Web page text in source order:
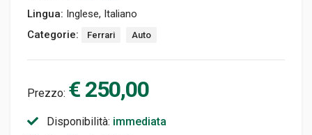
Lingua: Inglese, Italiano
Categorie:
Ferrari Auto
Prezzo: € 250,00
Disponibilità: immediata